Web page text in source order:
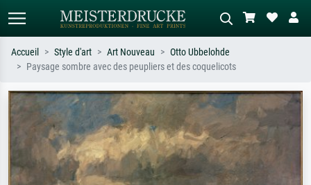
Recherchez par artiste, titre ou style –
ex. Monet, Nuit étoilée,
impressionnisme, vague de Hokusai,
nu.
Décrivez la scène – ex. prairie verte,
abstrait avec beaucoup de rouge,
tableau sombre, nu debout près d'un
arbre.
Accueil Style d'art Art Nouveau
Otto Ubbelohde
Paysage sombre avec des peupliers et des coquelicots